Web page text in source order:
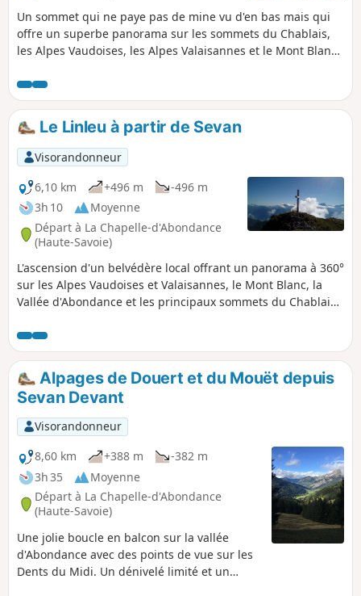
Un sommet qui ne paye pas de mine vu d'en bas mais qui
offre un superbe panorama sur les sommets du Chablais,
les Alpes Vaudoises, les Alpes Valaisannes et le Mont Blanc.
en forêt, en alpages et en crête, pistes, chemins et sentiers,
brèves montées raides et traversées en pente douce.
Le Linleu à partir de Sevan
Visorandonneur
6,10 km
+496 m
-496 m
3h 10
Moyenne
Départ à La Chapelle-d'Abondance
(Haute-Savoie)
L'ascension d'un belvédère local offrant un panorama à 360°
sur les Alpes Vaudoises et Valaisannes, le Mont Blanc, la
Vallée d'Abondance et les principaux sommets du Chablais,
plusieurs variantes et compléments. N.B. Parcours au sein
d'une zone naturelle protégée : voir les recommandations
dans les informations pratiques.
Alpages de Douert et du Mouët depuis
Sevan Devant
Visorandonneur
8,60 km
+388 m
-382 m
3h 35
Moyenne
Départ à La Chapelle-d'Abondance
(Haute-Savoie)
Une jolie boucle en balcon sur la vallée
d'Abondance avec des points de vue sur les
Dents du Midi. Un dénivelé limité et un